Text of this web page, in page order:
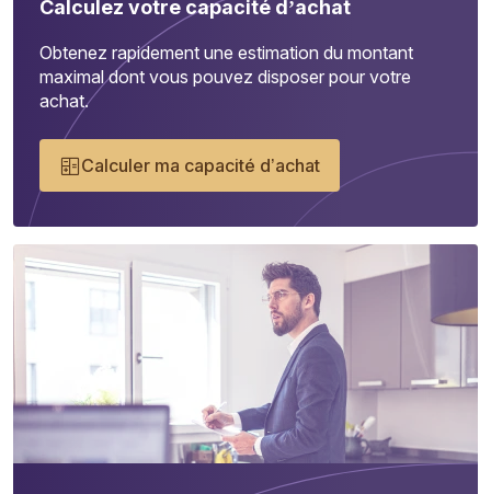
Calculez votre capacité d’achat
Obtenez rapidement une estimation du montant
maximal dont vous pouvez disposer pour votre
achat.
Calculer ma capacité d’achat